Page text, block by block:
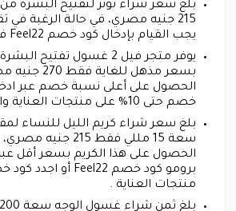
بلغ سعر شراء تونر لتفتيح البشرة
215 جنيه مصري، في حالة الرغبة في
يجب القيام بإدخال كود خصم Feel22 في مصر 2026 .
يوفر متجر فيل 2 غسول تفتيح
بسعر مذهل
خصم حتى 10% على منتجات العناية والجمال .
بلغ سعر شراء كريم الليل للنساء
سعة 15 مللي فقط 215
الحصول على هذا الكريم بسعر أقل
منتجات العناية .